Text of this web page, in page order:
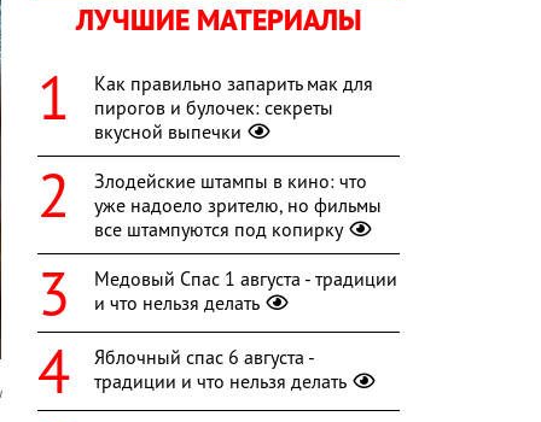
ЛУЧШИЕ МАТЕРИАЛЫ
Как правильно запарить мак для
пирогов и булочек: секреты
вкусной выпечки
Злодейские штампы в кино: что
уже надоело зрителю, но фильмы
все штампуются под копирку
Медовый Спас 1 августа - традиции
и что нельзя делать
Яблочный спас 6 августа -
традиции и что нельзя делать